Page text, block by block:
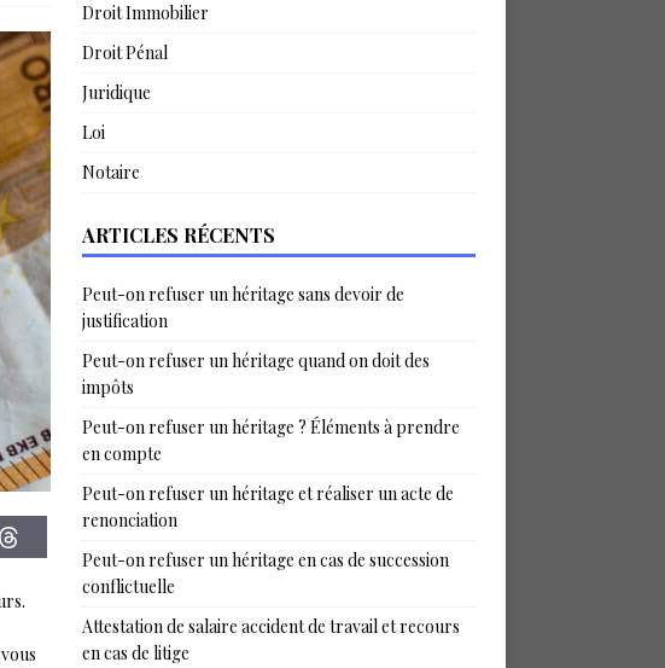
Droit Immobilier
Droit Pénal
Juridique
Loi
Notaire
ARTICLES RÉCENTS
Peut-on refuser un héritage sans devoir de
justification
Peut-on refuser un héritage quand on doit des
impôts
Peut-on refuser un héritage ? Éléments à prendre
en compte
Peut-on refuser un héritage et réaliser un acte de
renonciation
Peut-on refuser un héritage en cas de succession
conflictuelle
Attestation de salaire accident de travail et recours
en cas de litige